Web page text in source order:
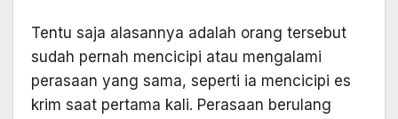
Tentu saja alasannya adalah orang tersebut
sudah pernah mencicipi atau mengalami
perasaan yang sama, seperti ia mencicipi es
krim saat pertama kali. Perasaan berulang